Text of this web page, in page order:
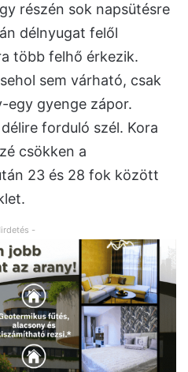
részén sok napsütésre
délnyugat felől
több felhő érkezik.
sem várható, csak
egy gyenge zápor.
forduló szél. Kora
csökken a
23 és 28 fok között
-